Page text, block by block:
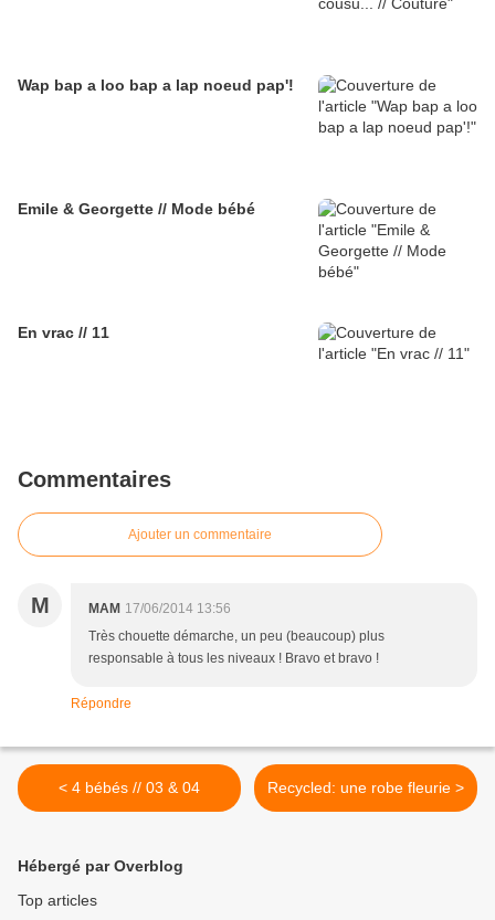
Wap bap a loo bap a lap noeud pap'!
Emile & Georgette // Mode bébé
En vrac // 11
Commentaires
Ajouter un commentaire
M MAM 17/06/2014 13:56
Très chouette démarche, un peu (beaucoup) plus
responsable à tous les niveaux ! Bravo et bravo !
Répondre
< 4 bébés // 03 & 04 Recycled: une robe fleurie >
Hébergé par Overblog
Top articles